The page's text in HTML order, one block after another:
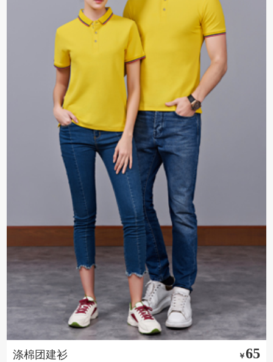
涤棉团建衫 ￥65